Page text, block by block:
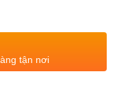
tận nơi